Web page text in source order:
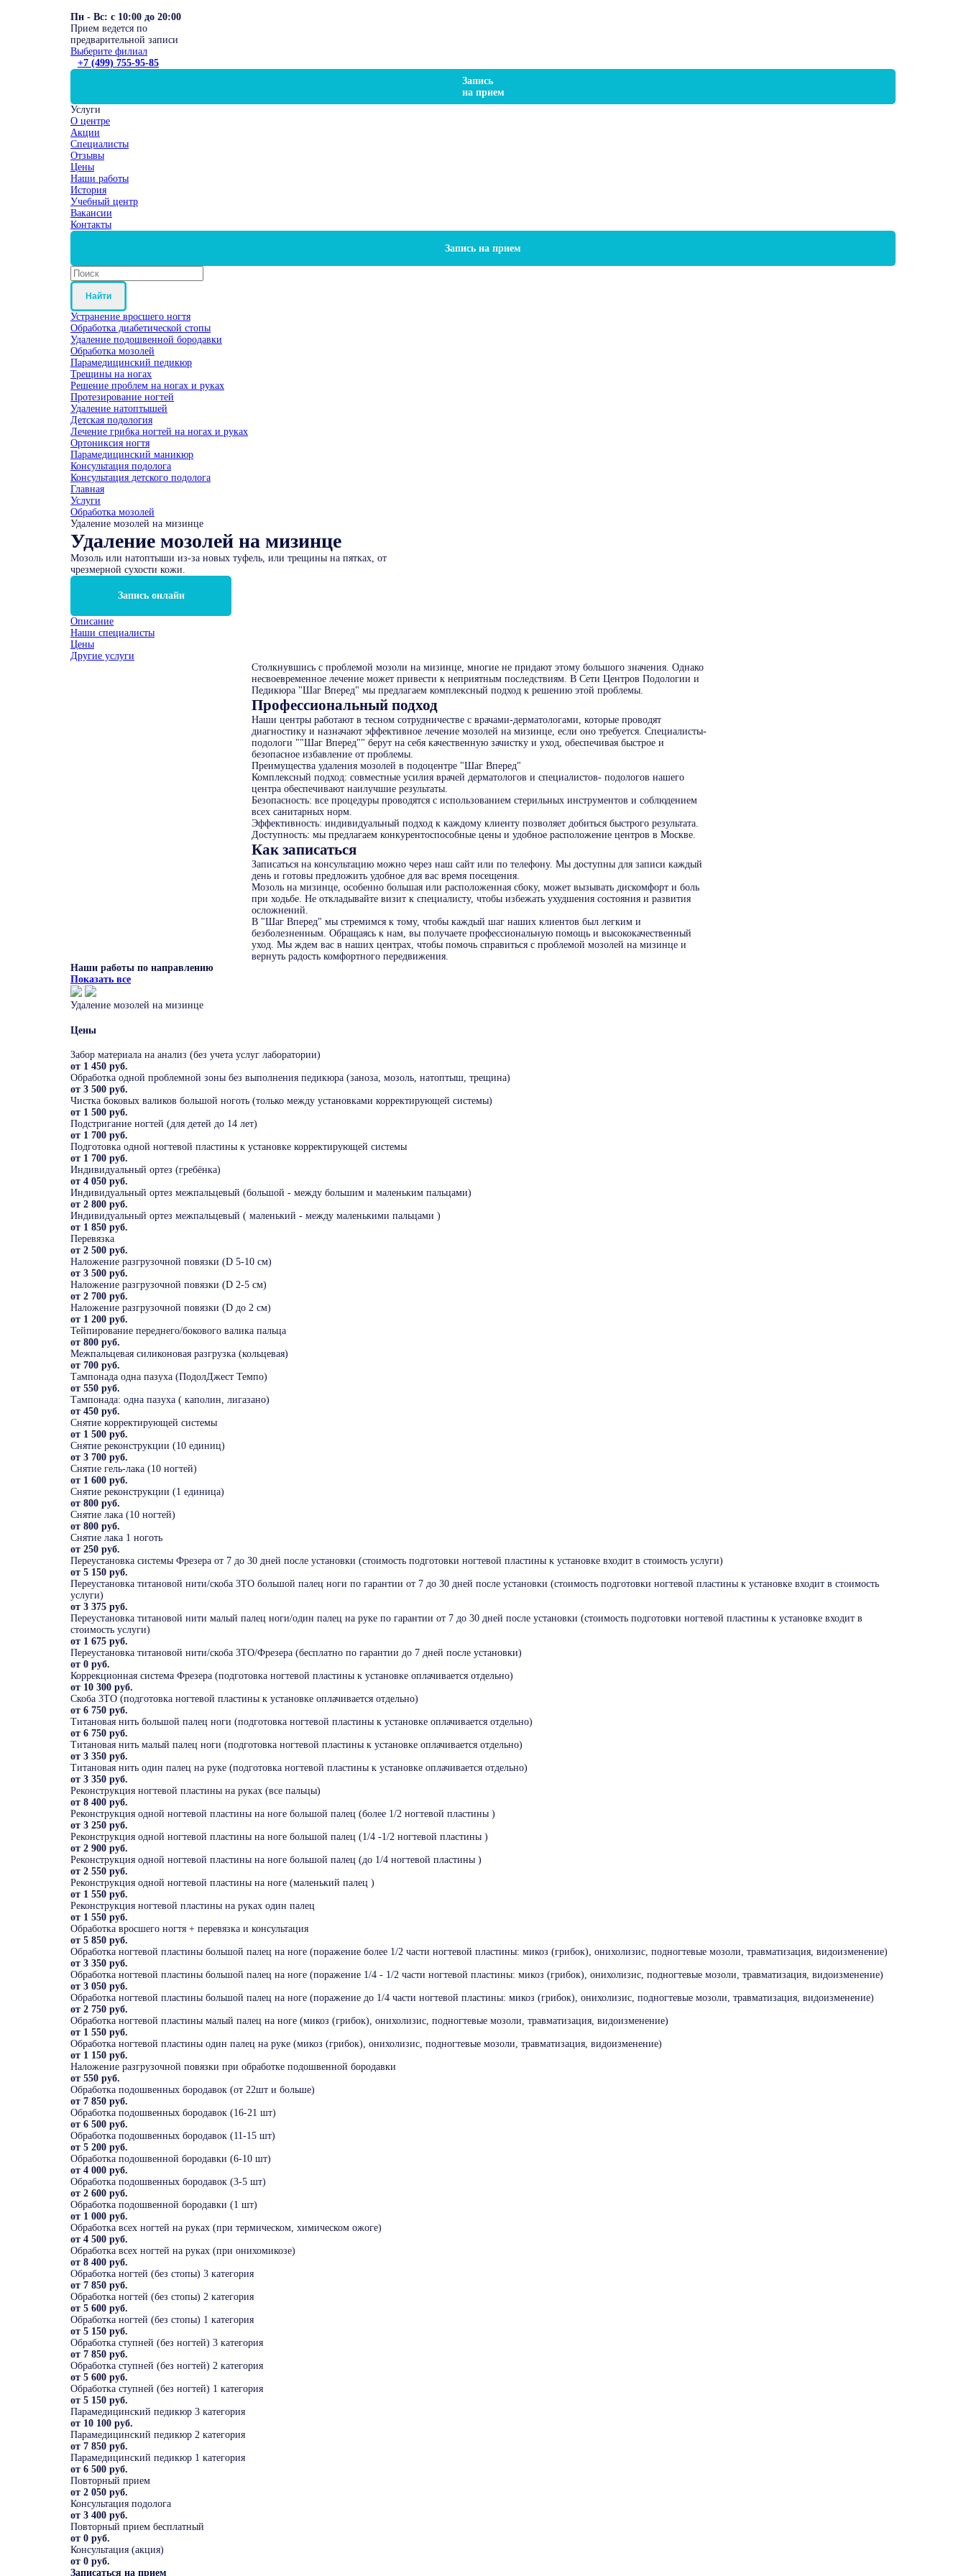
Пн - Вс: с 10:00 до 20:00
Прием ведется по
предварительной записи
Выберите филиал
+7 (499) 755-95-85
Запись
на прием
Услуги
О центре
Акции
Специалисты
Отзывы
Цены
Наши работы
История
Учебный центр
Вакансии
Контакты
Запись на прием
Найти
Устранение вросшего ногтя
Обработка диабетической стопы
Удаление подошвенной бородавки
Обработка мозолей
Парамедицинский педикюр
Трещины на ногах
Решение проблем на ногах и руках
Протезирование ногтей
Удаление натоптышей
Детская подология
Лечение грибка ногтей на ногах и руках
Ортониксия ногтя
Парамедицинский маникюр
Консультация подолога
Консультация детского подолога
Главная
Услуги
Обработка мозолей
Удаление мозолей на мизинце
Удаление мозолей на мизинце
Мозоль или натоптыши из-за новых туфель, или трещины на пятках, от
чрезмерной сухости кожи.
Запись онлайн
Описание
Наши специалисты
Цены
Другие услуги
Столкнувшись с проблемой мозоли на мизинце, многие не придают этому большого значения. Однако
несвоевременное лечение может привести к неприятным последствиям. В Сети Центров Подологии и
Педикюра "Шаг Вперед" мы предлагаем комплексный подход к решению этой проблемы.
Профессиональный подход
Наши центры работают в тесном сотрудничестве с врачами-дерматологами, которые проводят
диагностику и назначают эффективное лечение мозолей на мизинце, если оно требуется. Специалисты-
подологи ""Шаг Вперед"" берут на себя качественную зачистку и уход, обеспечивая быстрое и
безопасное избавление от проблемы.
Преимущества удаления мозолей в подоцентре "Шаг Вперед"
Комплексный подход: совместные усилия врачей дерматологов и специалистов- подологов нашего
центра обеспечивают наилучшие результаты.
Безопасность: все процедуры проводятся с использованием стерильных инструментов и соблюдением
всех санитарных норм.
Эффективность: индивидуальный подход к каждому клиенту позволяет добиться быстрого результата.
Доступность: мы предлагаем конкурентоспособные цены и удобное расположение центров в Москве.
Как записаться
Записаться на консультацию можно через наш сайт или по телефону. Мы доступны для записи каждый
день и готовы предложить удобное для вас время посещения.
Мозоль на мизинце, особенно большая или расположенная сбоку, может вызывать дискомфорт и боль
при ходьбе. Не откладывайте визит к специалисту, чтобы избежать ухудшения состояния и развития
осложнений.
В "Шаг Вперед" мы стремимся к тому, чтобы каждый шаг наших клиентов был легким и
безболезненным. Обращаясь к нам, вы получаете профессиональную помощь и высококачественный
уход. Мы ждем вас в наших центрах, чтобы помочь справиться с проблемой мозолей на мизинце и
вернуть радость комфортного передвижения.
Наши работы по направлению
Показать все
Удаление мозолей на мизинце
Цены
Забор материала на анализ (без учета услуг лаборатории)
от 1 450 руб.
Обработка одной проблемной зоны без выполнения педикюра (заноза, мозоль, натоптыш, трещина)
от 3 500 руб.
Чистка боковых валиков большой ноготь (только между установками корректирующей системы)
от 1 500 руб.
Подстригание ногтей (для детей до 14 лет)
от 1 700 руб.
Подготовка одной ногтевой пластины к установке корректирующей системы
от 1 700 руб.
Индивидуальный ортез (гребёнка)
от 4 050 руб.
Индивидуальный ортез межпальцевый (большой - между большим и маленьким пальцами)
от 2 800 руб.
Индивидуальный ортез межпальцевый ( маленький - между маленькими пальцами )
от 1 850 руб.
Перевязка
от 2 500 руб.
Наложение разгрузочной повязки (D 5-10 см)
от 3 500 руб.
Наложение разгрузочной повязки (D 2-5 см)
от 2 700 руб.
Наложение разгрузочной повязки (D до 2 см)
от 1 200 руб.
Тейпирование переднего/бокового валика пальца
от 800 руб.
Межпальцевая силиконовая разгрузка (кольцевая)
от 700 руб.
Тампонада одна пазуха (ПодолДжест Темпо)
от 550 руб.
Тампонада: одна пазуха ( каполин, лигазано)
от 450 руб.
Снятие корректирующей системы
от 1 500 руб.
Снятие реконструкции (10 единиц)
от 3 700 руб.
Снятие гель-лака (10 ногтей)
от 1 600 руб.
Снятие реконструкции (1 единица)
от 800 руб.
Снятие лака (10 ногтей)
от 800 руб.
Снятие лака 1 ноготь
от 250 руб.
Переустановка системы Фрезера от 7 до 30 дней после установки (стоимость подготовки ногтевой пластины к установке входит в стоимость услуги)
от 5 150 руб.
Переустановка титановой нити/скоба 3ТО большой палец ноги по гарантии от 7 до 30 дней после установки (стоимость подготовки ногтевой пластины к установке входит в стоимость
услуги)
от 3 375 руб.
Переустановка титановой нити малый палец ноги/один палец на руке по гарантии от 7 до 30 дней после установки (стоимость подготовки ногтевой пластины к установке входит в
стоимость услуги)
от 1 675 руб.
Переустановка титановой нити/скоба 3ТО/Фрезера (бесплатно по гарантии до 7 дней после установки)
от 0 руб.
Коррекционная система Фрезера (подготовка ногтевой пластины к установке оплачивается отдельно)
от 10 300 руб.
Скоба 3ТО (подготовка ногтевой пластины к установке оплачивается отдельно)
от 6 750 руб.
Титановая нить большой палец ноги (подготовка ногтевой пластины к установке оплачивается отдельно)
от 6 750 руб.
Титановая нить малый палец ноги (подготовка ногтевой пластины к установке оплачивается отдельно)
от 3 350 руб.
Титановая нить один палец на руке (подготовка ногтевой пластины к установке оплачивается отдельно)
от 3 350 руб.
Реконструкция ногтевой пластины на руках (все пальцы)
от 8 400 руб.
Реконструкция одной ногтевой пластины на ноге большой палец (более 1/2 ногтевой пластины )
от 3 250 руб.
Реконструкция одной ногтевой пластины на ноге большой палец (1/4 -1/2 ногтевой пластины )
от 2 900 руб.
Реконструкция одной ногтевой пластины на ноге большой палец (до 1/4 ногтевой пластины )
от 2 550 руб.
Реконструкция одной ногтевой пластины на ноге (маленький палец )
от 1 550 руб.
Реконструкция ногтевой пластины на руках один палец
от 1 550 руб.
Обработка вросшего ногтя + перевязка и консультация
от 5 850 руб.
Обработка ногтевой пластины большой палец на ноге (поражение более 1/2 части ногтевой пластины: микоз (грибок), онихолизис, подногтевые мозоли, травматизация, видоизменение)
от 3 350 руб.
Обработка ногтевой пластины большой палец на ноге (поражение 1/4 - 1/2 части ногтевой пластины: микоз (грибок), онихолизис, подногтевые мозоли, травматизация, видоизменение)
от 3 050 руб.
Обработка ногтевой пластины большой палец на ноге (поражение до 1/4 части ногтевой пластины: микоз (грибок), онихолизис, подногтевые мозоли, травматизация, видоизменение)
от 2 750 руб.
Обработка ногтевой пластины малый палец на ноге (микоз (грибок), онихолизис, подногтевые мозоли, травматизация, видоизменение)
от 1 550 руб.
Обработка ногтевой пластины один палец на руке (микоз (грибок), онихолизис, подногтевые мозоли, травматизация, видоизменение)
от 1 150 руб.
Наложение разгрузочной повязки при обработке подошвенной бородавки
от 550 руб.
Обработка подошвенных бородавок (от 22шт и больше)
от 7 850 руб.
Обработка подошвенных бородавок (16-21 шт)
от 6 500 руб.
Обработка подошвенных бородавок (11-15 шт)
от 5 200 руб.
Обработка подошвенной бородавки (6-10 шт)
от 4 000 руб.
Обработка подошвенных бородавок (3-5 шт)
от 2 600 руб.
Обработка подошвенной бородавки (1 шт)
от 1 000 руб.
Обработка всех ногтей на руках (при термическом, химическом ожоге)
от 4 500 руб.
Обработка всех ногтей на руках (при онихомикозе)
от 8 400 руб.
Обработка ногтей (без стопы) 3 категория
от 7 850 руб.
Обработка ногтей (без стопы) 2 категория
от 5 600 руб.
Обработка ногтей (без стопы) 1 категория
от 5 150 руб.
Обработка ступней (без ногтей) 3 категория
от 7 850 руб.
Обработка ступней (без ногтей) 2 категория
от 5 600 руб.
Обработка ступней (без ногтей) 1 категория
от 5 150 руб.
Парамедицинский педикюр 3 категория
от 10 100 руб.
Парамедицинский педикюр 2 категория
от 7 850 руб.
Парамедицинский педикюр 1 категория
от 6 500 руб.
Повторный прием
от 2 050 руб.
Консультация подолога
от 3 400 руб.
Повторный прием бесплатный
от 0 руб.
Консультация (акция)
от 0 руб.
Записаться на прием